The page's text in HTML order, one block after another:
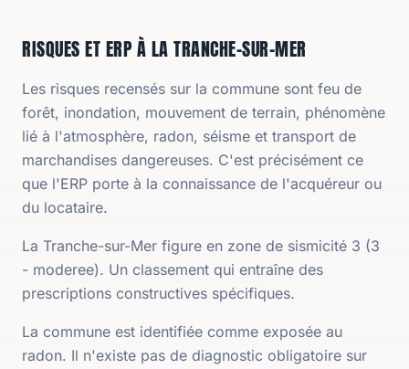
RISQUES ET ERP À LA TRANCHE-SUR-MER
Les risques recensés sur la commune sont feu de
forêt, inondation, mouvement de terrain, phénomène
lié à l'atmosphère, radon, séisme et transport de
marchandises dangereuses. C'est précisément ce
que l'ERP porte à la connaissance de l'acquéreur ou
du locataire.
La Tranche-sur-Mer figure en zone de sismicité 3 (3
- moderee). Un classement qui entraîne des
prescriptions constructives spécifiques.
La commune est identifiée comme exposée au
radon. Il n'existe pas de diagnostic obligatoire sur